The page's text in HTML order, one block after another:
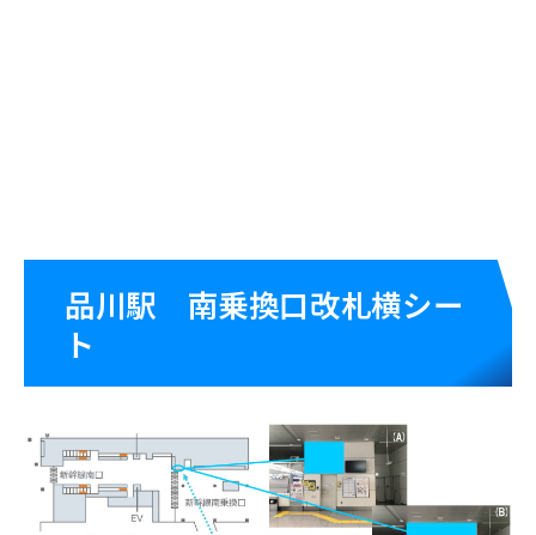
新幹線
車内
広告
新幹線
駅広
新幹線
デジタルサイ
ネージ
品川駅 南乗換口改札横シー
ト